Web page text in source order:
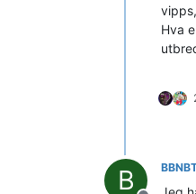
Hva
B